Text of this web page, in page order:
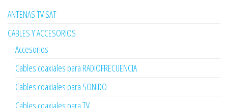
ANTENAS TV SAT
CABLES Y ACCESORIOS
Accesorios
Cables coaxiales para RADIOFRECUENCIA
Cables coaxiales para SONIDO